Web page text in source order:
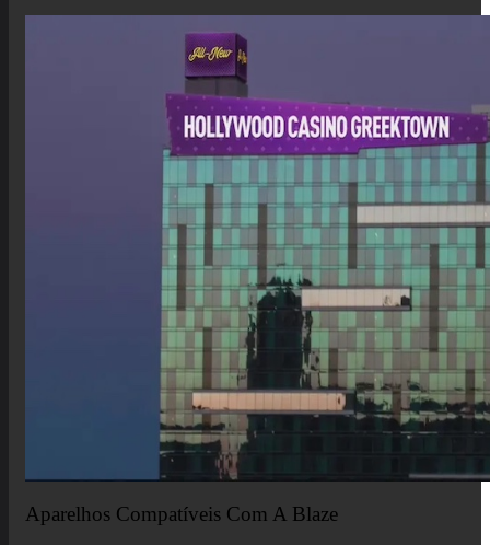
Aparelhos Compatíveis Com A Blaze